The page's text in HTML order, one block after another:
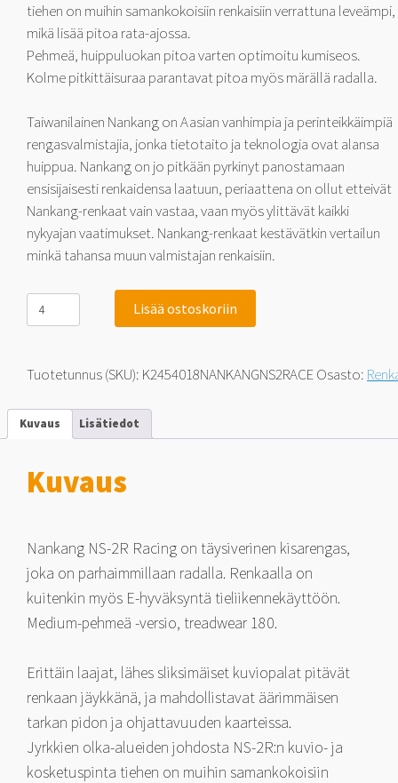
tiehen on muihin samankokoisiin renkaisiin verrattuna leveämpi,
mikä lisää pitoa rata-ajossa.
Pehmeä, huippuluokan pitoa varten optimoitu kumiseos.
Kolme pitkittäisuraa parantavat pitoa myös märällä radalla.
Taiwanilainen Nankang on Aasian vanhimpia ja perinteikkäimpiä
rengasvalmistajia, jonka tietotaito ja teknologia ovat alansa
huippua. Nankang on jo pitkään pyrkinyt panostamaan
ensisijaisesti renkaidensa laatuun, periaattena on ollut etteivät
Nankang-renkaat vain vastaa, vaan myös ylittävät kaikki
nykyajan vaatimukset. Nankang-renkaat kestävätkin vertailun
minkä tahansa muun valmistajan renkaisiin.
Nankang
Sportnex
NS-
Medium
18
määrä
Lisää ostoskoriin
Tuotetunnus (SKU): K2454018NANKANGNS2RACEOsasto:
Kuvaus Lisätiedot
Kuvaus
Nankang NS-2R Racing on täysiverinen kisarengas,
joka on parhaimmillaan radalla. Renkaalla on
kuitenkin myös E-hyväksyntä tieliikennekäyttöön.
Medium-pehmeä -versio, treadwear 180.
Erittäin laajat, lähes sliksimäiset kuviopalat pitävät
renkaan jäykkänä, ja mahdollistavat äärimmäisen
tarkan pidon ja ohjattavuuden kaarteissa.
Jyrkkien olka-alueiden johdosta NS-2R:n kuvio- ja
kosketuspinta tiehen on muihin samankokoisiin